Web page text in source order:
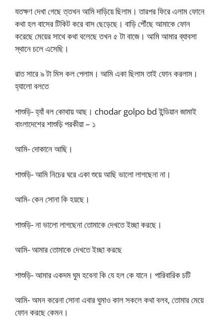
যতক্ষণ দেখা গেছে ত্তখন আমি দাড়িয়ে ছিলাম। তারপর ফিরে এলাম ফোনে
কথা হল বাসের টিকিট করে বাস ছেড়েছে। বাড়ি পৌঁছে আমাকে ফোন
করেছে মেয়ের সাথে কথা বলেছে তখন ৫ টা বাজে। আমি আমার ব্যাবসা
স্থানে চলে এসেছি।
রাত সারে ৯ টা মিস কল পেলাম। আমি একা ছিলাম তাই ফোন করলাম।
হ্যালো বলতে
শাশুড়ি- হ্যাঁ বল কোথায় আছ। chodar golpo bd ইন্ডিয়ান জামাই
বাংলাদেশের শাশুড়ি পরকীয়া – ১
আমি- দোকানে আছি।
শাশুড়ি- আমি নিচের ঘরে একা শুয়ে আছি ভালো লাগছেনা না।
আমি- কেন সোনা কি হয়ছে।
শাশুড়ি- না ভালো লাগছেনা তোমাকে দেখতে ইচ্ছা করছে।
আমি- আমার তোমাকে দেখতে ইচ্ছা করছে
শাশুড়ি- আমার একদম ঘুম হবেনা কি যে হল কে যানে। পারিবারিক চটি
আমি- অমন করেনা সোনা এবার ঘুমাও কাল সকলে কথা বলব, তোমার মেয়ে
ফোন করছে কেমন।